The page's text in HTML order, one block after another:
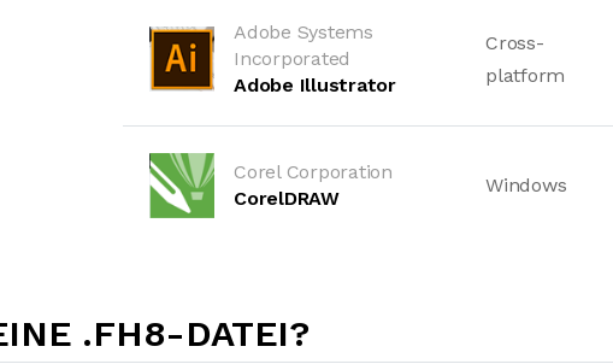
Adobe Systems
Incorporated
Adobe Illustrator
Cross-
platform
Corel Corporation
CorelDRAW
Windows
.FH8-DATEI?